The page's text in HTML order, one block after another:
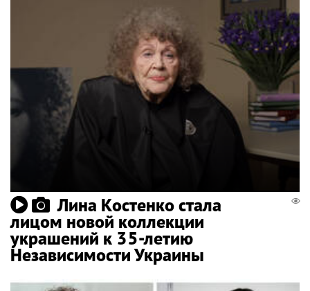
Лина Костенко стала
лицом новой коллекции
украшений к 35-летию
Независимости Украины